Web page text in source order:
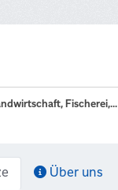
Fischerei,...
Über uns